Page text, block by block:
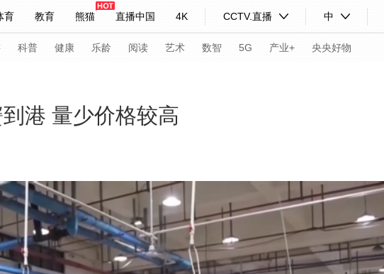
育 教育 熊猫 直播中国 4K CCTV.直播 中
语 热解读 天天学习
人 下载央视影音
科普 健康 乐龄 阅读 艺术 数智 5G 产业+ 央央好物
式妙语 央视快评 央视网评 光华锐评
VR/AR 4K专区 全景新闻
列 人生第一次 人生第二次
港 量少价格较高